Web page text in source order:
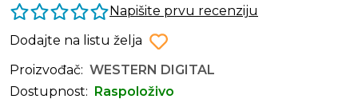
Napišite prvu recenziju
Dodajte na listu želja
Proizvođač: WESTERN DIGITAL
Dostupnost:
Raspoloživo